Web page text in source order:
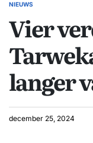
GEPLAATST
NIEUWS
Vier
langer
december 25, 2024